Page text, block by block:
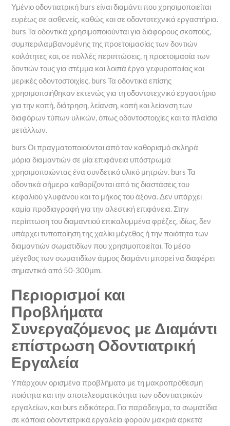
Υμένιο οδοντιατρική burs είναι διαμάντι που χρησιμοποιείται
ευρέως σε ασθενείς, καθώς και σε οδοντοτεχνικά εργαστήρια.
burs Τα οδοντικά χρησιμοποιούνται για διάφορους σκοπούς,
συμπεριλαμβανομένης της προετοιμασίας των δοντιών
κοιλότητες και, σε πολλές περιπτώσεις, η προετοιμασία των
δοντιών τους για στέμμα και λοιπά έργα γεφυροποιίας και
μερικές οδοντοστοιχίες. burs Τα οδοντικά επίσης
χρησιμοποιήθηκαν εκτενώς για τη οδοντοτεχνικό εργαστήριο
για την κοπή, διάτρηση, λείανση, κοπή και λείανση των
διαφόρων τύπων υλικών, όπως οδοντοστοιχίες και τα πλαίσια
μετάλλων.
burs Οι πραγματοποιούνται από τον καθορισμό σκληρά
μόρια διαμαντιών σε μία επιφάνεια υπόστρωμα
χρησιμοποιώντας ένα συνδετικό υλικό μητρών. burs Τα
οδοντικά σήμερα καθορίζονται από τις διαστάσεις του
κεφαλιού γλυφάνου και το μήκος του άξονα. Δεν υπάρχει
καμία προδιαγραφή για την αλεστική επιφάνεια. Στην
περίπτωση του διαμαντιού επικαλυμμένα φρέζες, ιδίως, δεν
υπάρχει τυποποίηση της χαλίκι μέγεθος ή την ποιότητα των
διαμαντιών σωματιδίων που χρησιμοποιείται. Το μέσο
μέγεθος των σωματιδίων άμμος διαμάντι μπορεί να διαφέρει
σημαντικά από 50-300μm.
Περιορισμοί και
Προβλήματα
Συνεργαζόμενος με Διαμάντι
επίστρωση Οδοντιατρική
Εργαλεία
Υπάρχουν ορισμένα προβλήματα με τη μακροπρόθεσμη
ποιότητα και την αποτελεσματικότητα των οδοντιατρικών
εργαλείων, και burs ειδικότερα. Για παράδειγμα, τα σωματίδια
σε κάποια οδοντιατρικά εργαλεία φορούν μακριά αρκετά